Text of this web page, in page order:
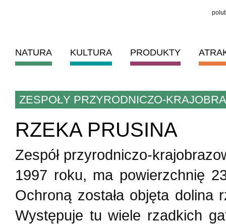
NATURA KULTURA PRODUKTY
ZESPOŁY PRZYRODNICZO-
RZEKA PRUSINA
Zespół przyrodniczo-
1997 roku, ma powierzchnię
Ochroną została objęta dolina
Występuje tu wiele rzadkich